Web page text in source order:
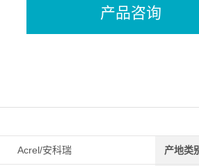
产品咨询
Acrel/安科瑞 产地类